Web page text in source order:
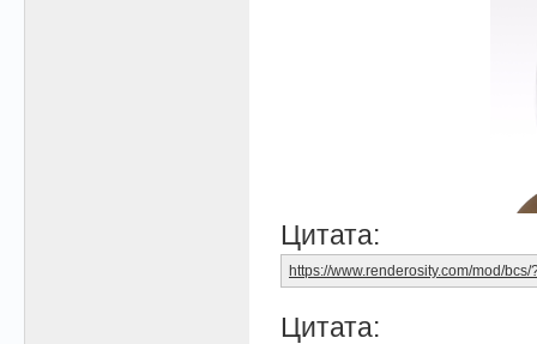
Цитата:
https://www.renderosity.com/mod/
Цитата: